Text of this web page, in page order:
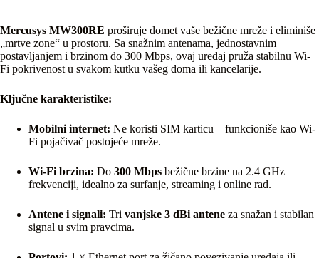
Mercusys MW300RE proširuje domet vaše bežične mreže i eliminiše
„mrtve zone“ u prostoru. Sa snažnim antenama, jednostavnim
postavljanjem i brzinom do 300 Mbps, ovaj uređaj pruža stabilnu Wi-
Fi pokrivenost u svakom kutku vašeg doma ili kancelarije.
Ključne karakteristike:
Mobilni internet: Ne koristi SIM karticu – funkcioniše kao Wi-
Fi pojačivač postojeće mreže.
Wi-Fi brzina: Do 300 Mbps bežične brzine na 2.4 GHz
frekvenciji, idealno za surfanje, streaming i online rad.
Antene i signali: Tri vanjske 3 dBi antene za snažan i stabilan
signal u svim pravcima.